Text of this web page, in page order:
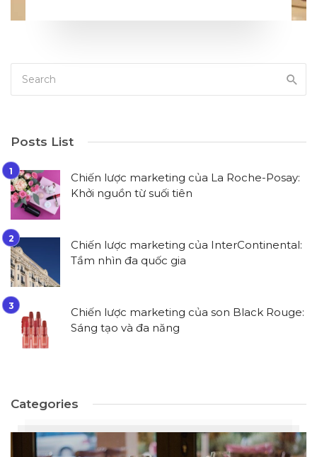
Posts List
Chiến lược marketing của La Roche-Posay:
Khởi nguồn từ suối tiên
Chiến lược marketing của InterContinental:
Tầm nhìn đa quốc gia
Chiến lược marketing của son Black Rouge:
Sáng tạo và đa năng
Categories